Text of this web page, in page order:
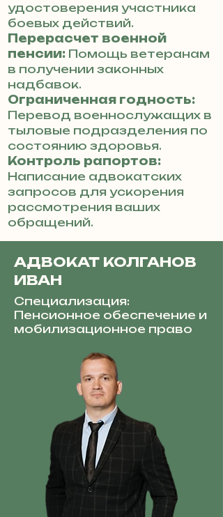
удостоверения участника
боевых действий.
Перерасчет военной
пенсии: Помощь ветеранам
в получении законных
надбавок.
Ограниченная годность:
Перевод военнослужащих в
тыловые подразделения по
состоянию здоровья.
Контроль рапортов:
Написание адвокатских
запросов для ускорения
рассмотрения ваших
обращений.
АДВОКАТ КОЛГАНОВ
ИВАН
Специализация:
Пенсионное обеспечение и
мобилизационное право